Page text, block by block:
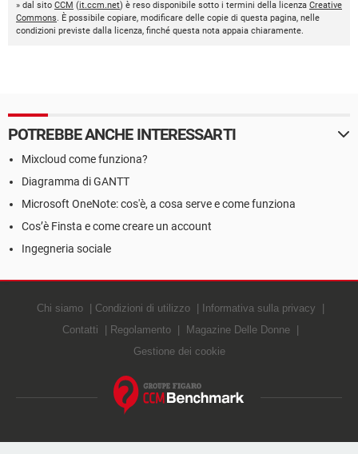
» dal sito CCM (it.ccm.net) è reso disponibile sotto i termini della licenza Creative
Commons. È possibile copiare, modificare delle copie di questa pagina, nelle
condizioni previste dalla licenza, finché questa nota appaia chiaramente.
POTREBBE ANCHE INTERESSARTI
Mixcloud come funziona?
Diagramma di GANTT
Microsoft OneNote: cos'è, a cosa serve e come funziona
Cos’è Finsta e come creare un account
Ingegneria sociale
Chi siamo Condizioni di utilizzo
Informativa sulla privacy
Contatti
Regolamento
Magazine Delle Donne
Gestione dei cookie